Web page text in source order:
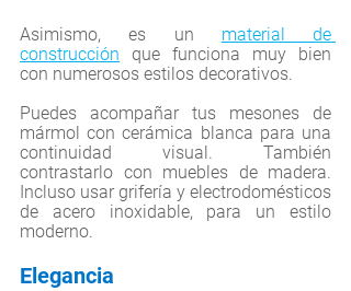
Asimismo, es un material de
construcción que funciona muy bien
con numerosos estilos decorativos.
Puedes acompañar tus mesones de
mármol con cerámica blanca para una
continuidad visual. También
contrastarlo con muebles de madera.
Incluso usar grifería y electrodomésticos
de acero inoxidable, para un estilo
moderno.
Elegancia